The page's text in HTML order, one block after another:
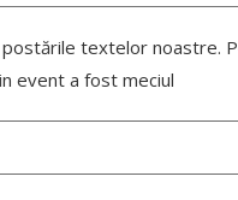
textelor noastre.
event a fost meciul